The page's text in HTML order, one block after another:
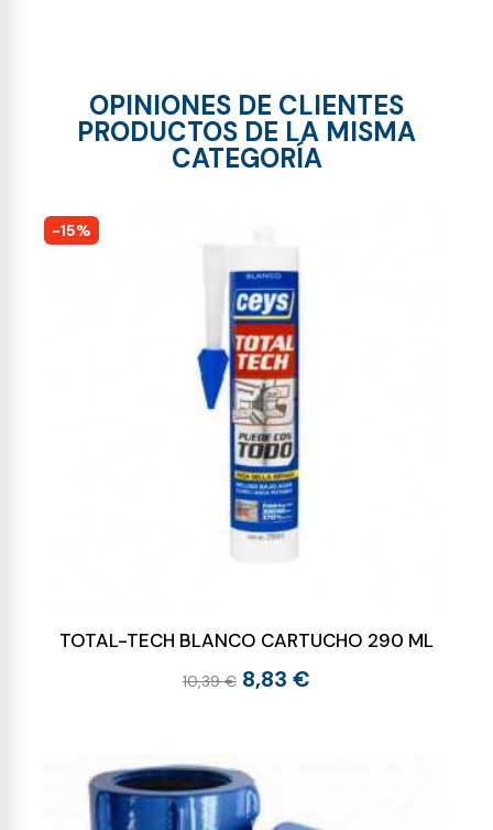
OPINIONES DE CLIENTES
PRODUCTOS DE LA MISMA
CATEGORÍA
-15%
TOTAL-TECH BLANCO CARTUCHO 290 ML
10,39 € 8,83 €